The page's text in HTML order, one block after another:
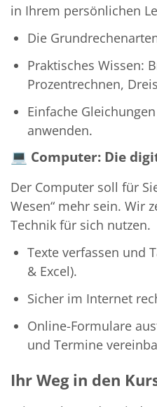
in Ihrem persönlichen
Die
Praktisches Wissen:
Prozentrechnen,
Einfache
anwenden.
💻 Computer: Die
Der Computer soll für
Wesen“ mehr sein. Wir
Technik für sich nutzen.
Texte verfassen und
& Excel).
Sicher im Internet
Online-Formulare
und Termine
Ihr Weg in den